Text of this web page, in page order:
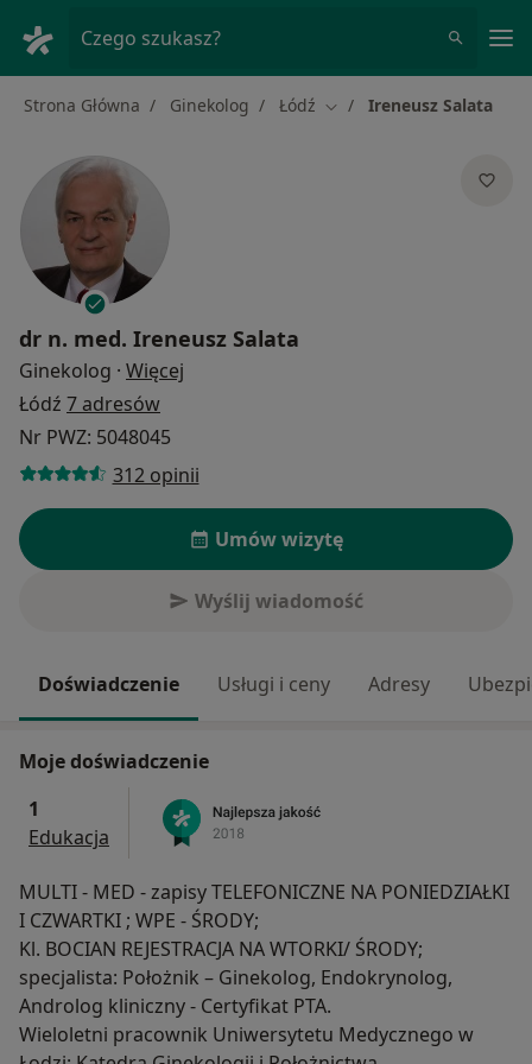
Czego szukasz?
Strona Główna Ginekolog Łódź Zmień miasto
Ireneusz Salata
dr n. med. Ireneusz Salata
Ginekolog · Więcej
Łódź 7 adresów
Nr PWZ: 5048045
312 opinii
Umów wizytę
Wyślij wiadomość
Doświadczenie Usługi i ceny Adresy
Moje doświadczenie
1
Edukacja
MULTI - MED - zapisy TELEFONICZNE NA PONIEDZIAŁKI
I CZWARTKI ; WPE - ŚRODY;
Kl. BOCIAN REJESTRACJA NA WTORKI/ ŚRODY;
specjalista: Położnik – Ginekolog, Endokrynolog,
Androlog kliniczny - Certyfikat PTA.
Wieloletni pracownik Uniwersytetu Medycznego w